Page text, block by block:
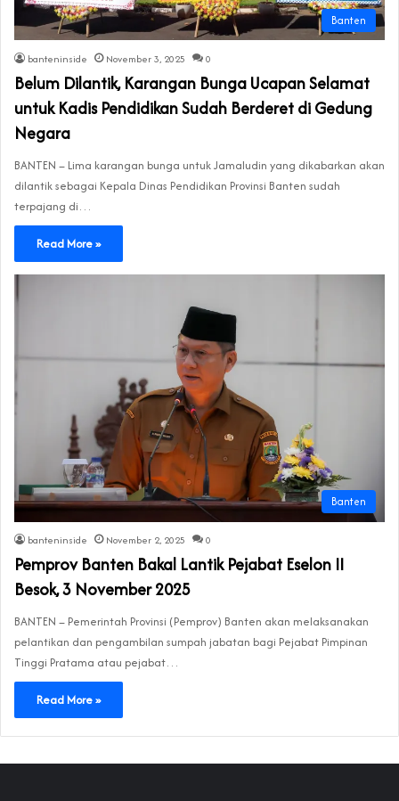
Banten
banteninside November 3, 2025 0
‎Belum Dilantik, Karangan Bunga Ucapan Selamat
untuk Kadis Pendidikan Sudah Berderet di Gedung
Negara
‎BANTEN – Lima karangan bunga untuk Jamaludin yang dikabarkan akan
dilantik sebagai Kepala Dinas Pendidikan Provinsi Banten sudah
terpajang di…
Read More »
Banten
banteninside November 2, 2025 0
‎Pemprov Banten Bakal Lantik Pejabat Eselon II
Besok, 3 November 2025
‎BANTEN – Pemerintah Provinsi (Pemprov) Banten akan melaksanakan
pelantikan dan pengambilan sumpah jabatan bagi Pejabat Pimpinan
Tinggi Pratama atau pejabat…
Read More »